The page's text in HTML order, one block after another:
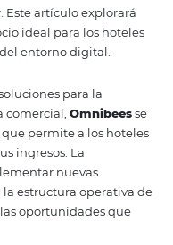
especialmente crucial,
personalizadas y
deOmnibeescomo un
conocimiento del
Este artículo
el socio ideal para los
del entorno digital.
de soluciones para la